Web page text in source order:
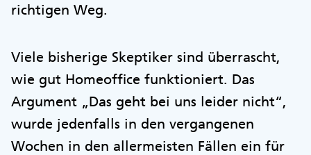
richtigen Weg.
Viele bisherige Skeptiker sind überrascht,
wie gut Homeoffice funktioniert. Das
Argument „Das geht bei uns leider nicht“,
wurde jedenfalls in den vergangenen
Wochen in den allermeisten Fällen ein für